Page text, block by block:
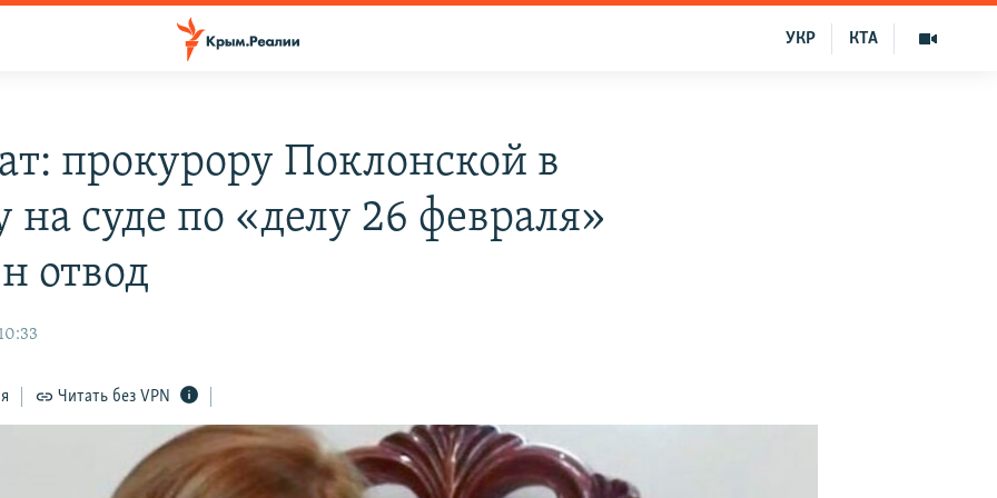
КТА
УКР
прокурору Поклонской в
суде по «делу 26 февраля»
отвод
Читать без VPN